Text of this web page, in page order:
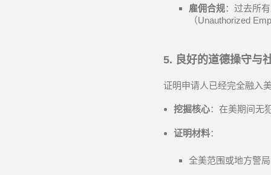
雇佣合规：过去所
（Unauthorized
5. 良好的道德操守与
证明申请人已经完全融入
挖掘核心：在美期间无
证明材料：
全美范围或地方警